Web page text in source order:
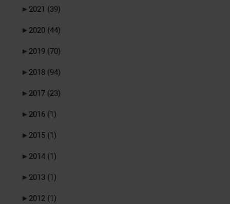
► 2021 (39)
► 2020 (44)
► 2019 (70)
► 2018 (94)
► 2017 (23)
► 2016 (1)
► 2015 (1)
► 2014 (1)
► 2013 (1)
► 2012 (1)